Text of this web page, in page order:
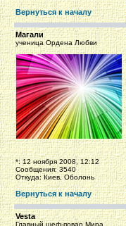
Вернуться к началу
Магали
ученица Ордена Любви
*: 12 ноября 2008, 12:12
Сообщения: 3540
Откуда: Киев, Оболонь
Вернуться к началу
Vesta
Главный шеф-повар Мира